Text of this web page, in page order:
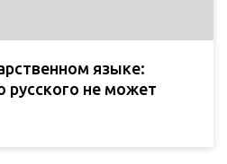
языке:
русского не может